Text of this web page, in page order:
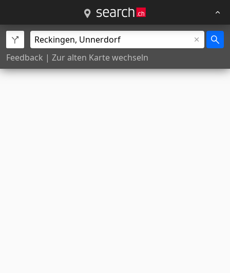
Feedback | Zur alten Karte wechseln